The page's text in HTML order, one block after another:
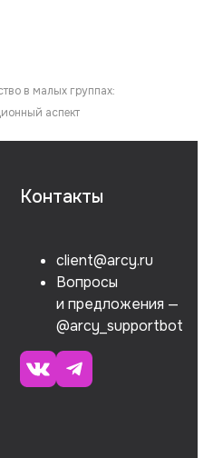
в малых группах:
аспект
Контакты
client@arcy.ru
Вопросы
и предложения —
@arcy_supportbot